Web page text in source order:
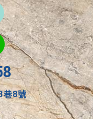
巷8號